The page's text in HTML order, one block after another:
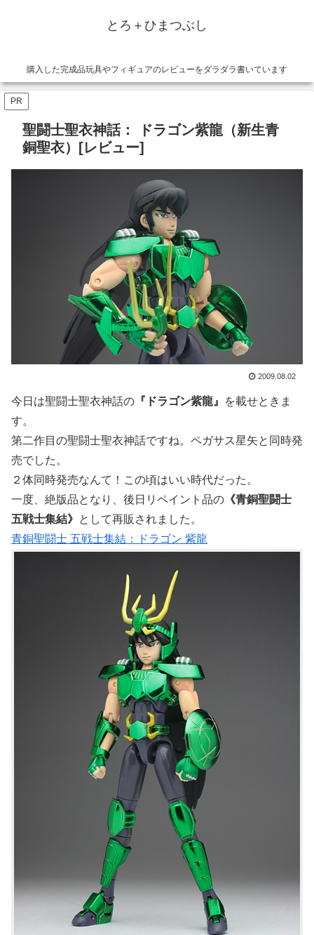
とろ＋ひまつぶし
購入した完成品玩具やフィギュアのレビューをダラダラ書いています
PR
聖闘士聖衣神話： ドラゴン紫龍（新生青
銅聖衣）[レビュー]
2009.08.02
今日は聖闘士聖衣神話の 『ドラゴン紫龍』
を載せときま
す。
第二作目の聖闘士聖衣神話ですね。ペガサス星矢と同時発
売でした。
２体同時発売なんて！この頃はいい時代だった。
一度、絶版品となり、後日リペイント品の 《青銅聖闘士
五戦士集結》 として再販されました。
青銅聖闘士 五戦士集結：ドラゴン 紫龍